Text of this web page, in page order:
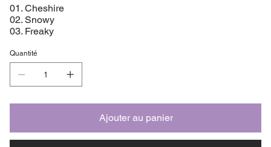
01. Cheshire
02. Snowy
03. Freaky
Quantité
Ajouter au panier